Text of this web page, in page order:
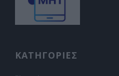
ΚΑΤΗΓΟΡΙΕΣ